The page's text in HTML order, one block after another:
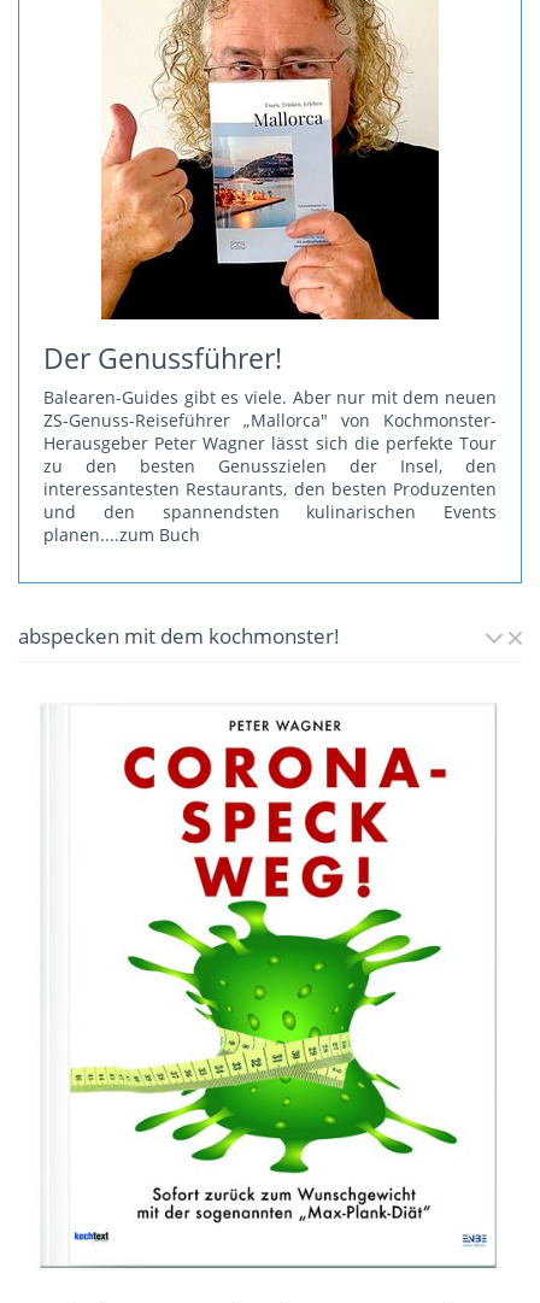
Der Genussführer!
Balearen-Guides gibt es viele. Aber nur mit dem neuen
ZS-Genuss-Reiseführer „Mallorca" von Kochmonster-
Herausgeber Peter Wagner lässt sich die perfekte Tour
zu den besten Genusszielen der Insel, den
interessantesten Restaurants, den besten Produzenten
und den spannendsten kulinarischen Events
planen....zum Buch
abspecken mit dem kochmonster!